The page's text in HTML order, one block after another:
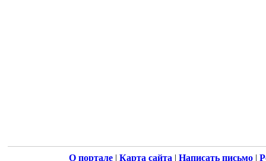
О портале | Карта сайта | Написать письмо |